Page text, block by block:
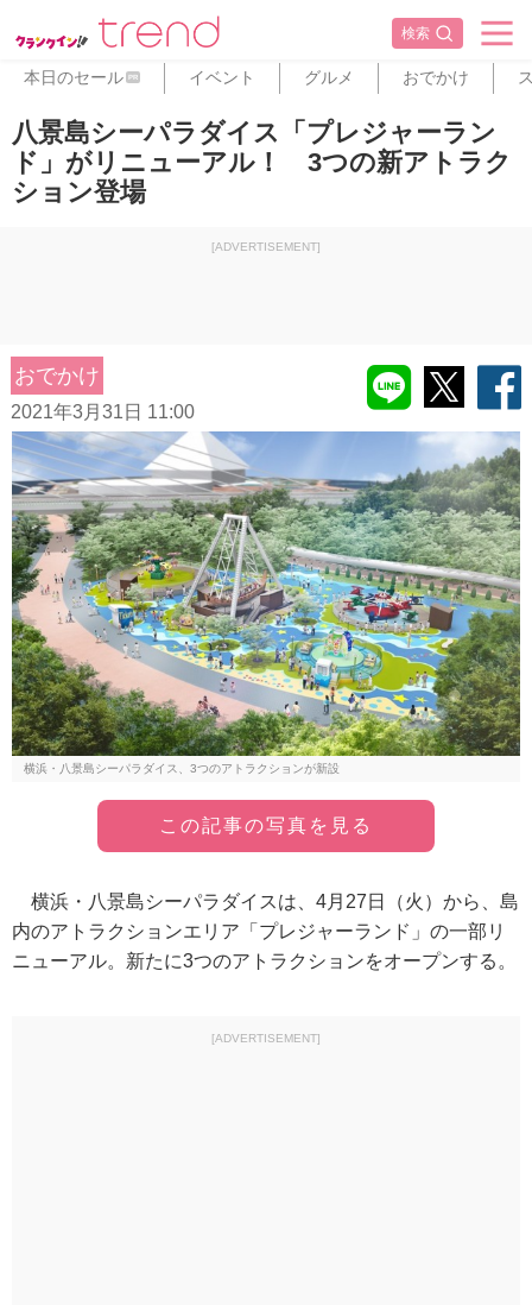
検索
本日のセール PR イベント グルメ おでかけ
八景島シーパラダイス「プレジャーラン
ド」がリニューアル！ 3つの新アトラク
ション登場
[ADVERTISEMENT]
おでかけ
2021年3月31日 11:00
横浜・八景島シーパラダイス、3つのアトラクションが新設
この記事の写真を見る
横浜・八景島シーパラダイスは、4月27日（火）から、島
内のアトラクションエリア「プレジャーランド」の一部リ
ニューアル。新たに3つのアトラクションをオープンする。
[ADVERTISEMENT]